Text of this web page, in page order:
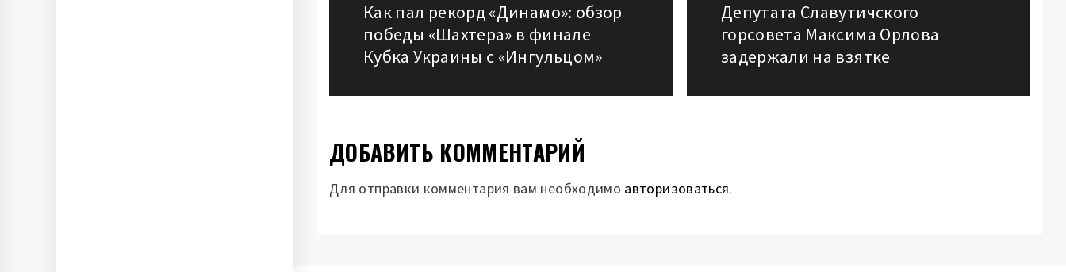
записям
Previous
post:
Как пал рекорд «Динамо»: обзор
победы «Шахтера» в финале
Кубка Украины с «Ингульцом»
Next
post:
Депутата Славутичского
горсовета Максима Орлова
задержали на взятке
ДОБАВИТЬ КОММЕНТАРИЙ
Для отправки комментария вам необходимо авторизоваться.